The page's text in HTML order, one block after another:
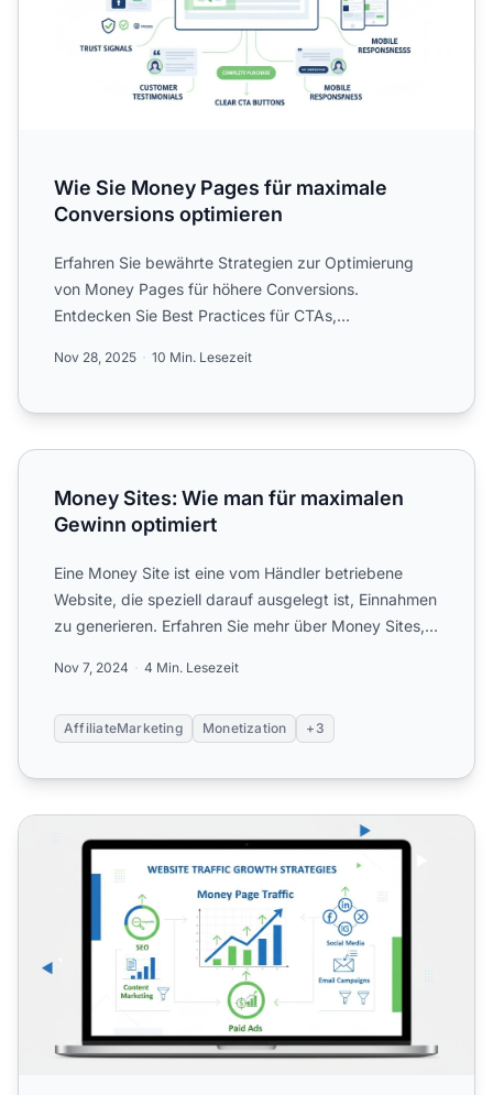
Wie Sie Money Pages für maximale
Conversions optimieren
Erfahren Sie bewährte Strategien zur Optimierung
von Money Pages für höhere Conversions.
Entdecken Sie Best Practices für CTAs,
Nov 28, 2025 10 Min. Lesezeit
Money Sites: Wie man für maximalen Gewinn optimiert
Money Sites: Wie man für maximalen
Gewinn optimiert
Eine Money Site ist eine vom Händler betriebene
Website, die speziell darauf ausgelegt ist, Einnahmen
zu generieren. Erfahren Sie mehr über Money Sites,
Nov 7, 2024 4 Min. Lesezeit
AffiliateMarketing Monetization +3
Wie bekomme ich mehr Besucher auf meine Money